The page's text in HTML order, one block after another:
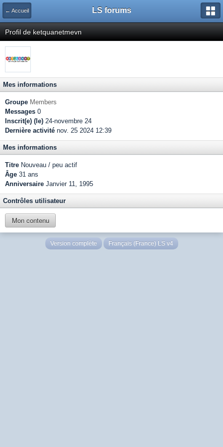
← Accueil LS forums
Profil de ketquanetmevn
Mes informations
Groupe Members
Messages 0
Inscrit(e) (le) 24-novembre 24
Dernière activité nov. 25 2024 12:39
Mes informations
Titre Nouveau / peu actif
Âge 31 ans
Anniversaire Janvier 11, 1995
Contrôles utilisateur
Mon contenu
Version complète Français (France) LS v4